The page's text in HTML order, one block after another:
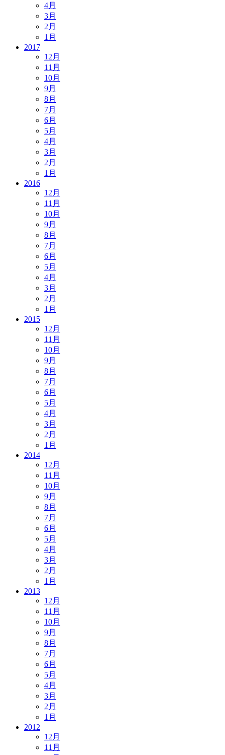
4月
3月
2月
1月
2017
12月
11月
10月
9月
8月
7月
6月
5月
4月
3月
2月
1月
2016
12月
11月
10月
9月
8月
7月
6月
5月
4月
3月
2月
1月
2015
12月
11月
10月
9月
8月
7月
6月
5月
4月
3月
2月
1月
2014
12月
11月
10月
9月
8月
7月
6月
5月
4月
3月
2月
1月
2013
12月
11月
10月
9月
8月
7月
6月
5月
4月
3月
2月
1月
2012
12月
11月